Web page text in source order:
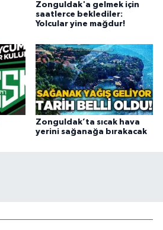
Zonguldak'a gelmek için
saatlerce beklediler:
Yolcular yine mağdur!
Zonguldak’ta sıcak hava
yerini sağanağa bırakacak